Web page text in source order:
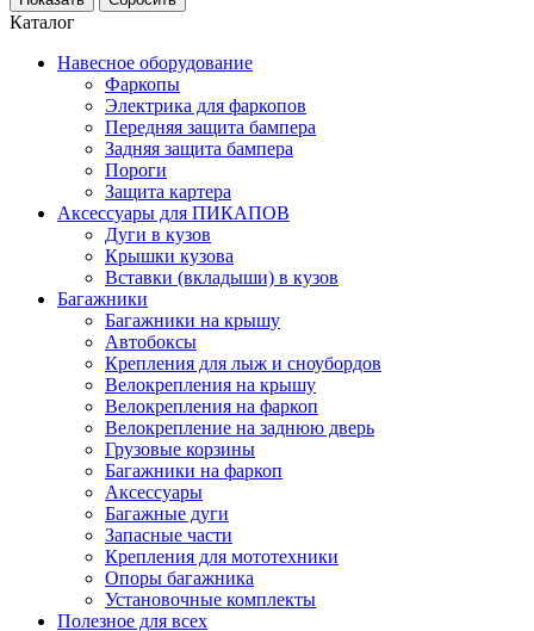
Каталог
Навесное оборудование
Фаркопы
Электрика для фаркопов
Передняя защита бампера
Задняя защита бампера
Пороги
Защита картера
Аксессуары для ПИКАПОВ
Дуги в кузов
Крышки кузова
Вставки (вкладыши) в кузов
Багажники
Багажники на крышу
Автобоксы
Крепления для лыж и сноубордов
Велокрепления на крышу
Велокрепления на фаркоп
Велокрепление на заднюю дверь
Грузовые корзины
Багажники на фаркоп
Аксессуары
Багажные дуги
Запасные части
Крепления для мототехники
Опоры багажника
Установочные комплекты
Полезное для всех